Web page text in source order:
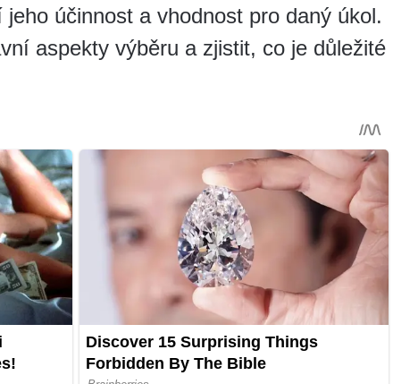
účinnost a vhodnost pro daný úkol.
aspekty výběru a zjistit, co je důležité